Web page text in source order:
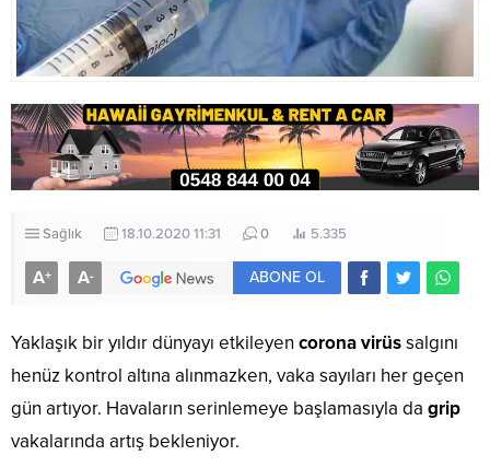
Sağlık 18.10.2020 11:31 0 5.335
A+ A- ABONE OL
Yaklaşık bir yıldır dünyayı etkileyen corona virüssalgını
henüz kontrol altına alınmazken, vaka sayıları her geçen
gün artıyor. Havaların serinlemeye başlamasıyla da grip
vakalarında artış bekleniyor.